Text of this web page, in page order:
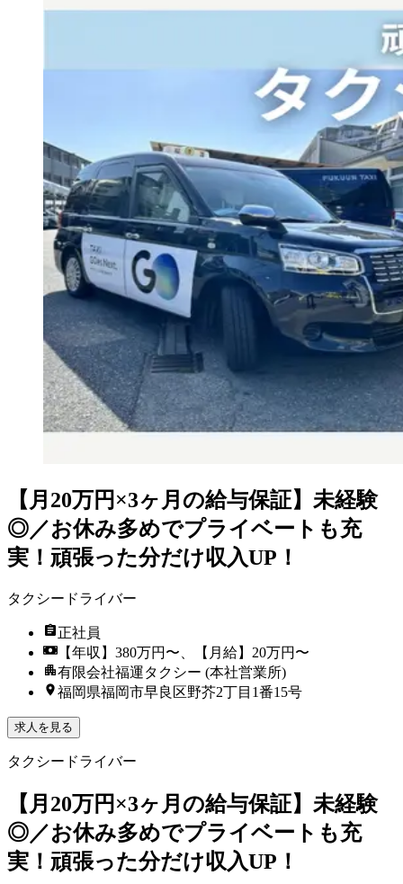
【月20万円×3ヶ月の給与保証】未経験
◎／お休み多めでプライベートも充
実！頑張った分だけ収入UP！
タクシードライバー
正社員
【年収】380万円〜、【月給】20万円〜
有限会社福運タクシー (本社営業所)
福岡県福岡市早良区野芥2丁目1番15号
求人を見る
タクシードライバー
【月20万円×3ヶ月の給与保証】未経験
◎／お休み多めでプライベートも充
実！頑張った分だけ収入UP！